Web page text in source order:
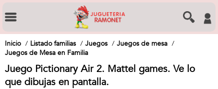
Inicio Listado familias Juegos
Juegos de mesa
Juegos de Mesa en Familia
Juego Pictionary Air 2. Mattel games. Ve lo
que dibujas en pantalla.